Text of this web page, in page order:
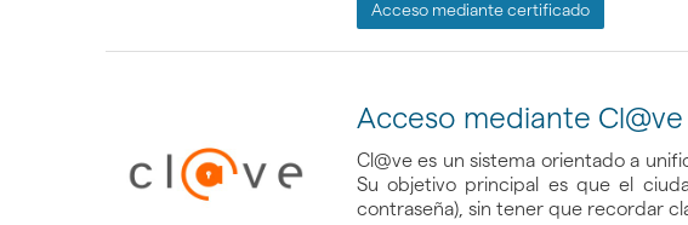
Acceso mediante certificado
Acceso mediante Cl@ve
Cl@ve es un sistema orientado a
Su objetivo principal es que el
contraseña), sin tener que recordar